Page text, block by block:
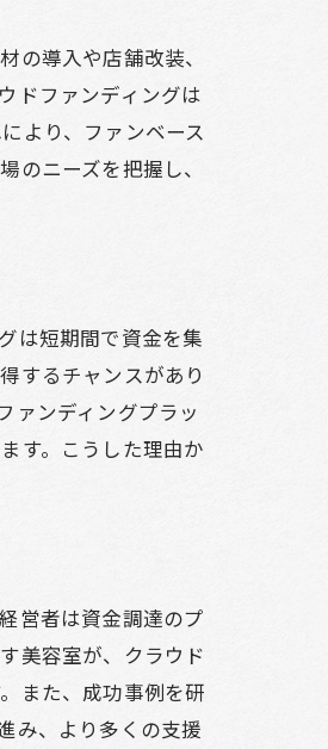
の導入や店舗改装、
ドファンディングは
より、ファンベース
ニーズを把握し、
は短期間で資金を集
するチャンスがあり
ァンディングプラッ
す。こうした理由か
営者は資金調達のプ
美容室が、クラウド
また、成功事例を研
み、より多くの支援